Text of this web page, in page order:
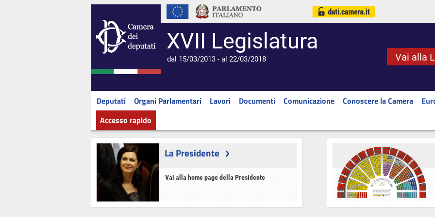
XVII Legislatura
dal 15/03/2013 - al 22/03/2018 Vai alla
Deputati Organi Parlamentari Lavori Documenti Comunicazione Conoscere la Camera
Accesso rapido
La Presidente
Vai alla home page della Presidente